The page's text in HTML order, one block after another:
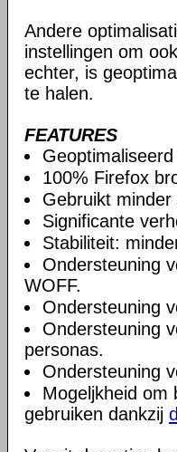
Andere
instellingen om
echter, is
te halen.
FEATURES
100% Firefox
Gebruikt
Significante
Stabiliteit:
Ondersteuning
WOFF.
Ondersteuning
Ondersteuning
personas.
Ondersteuning
Mogeljkheid om
gebruiken dankzij